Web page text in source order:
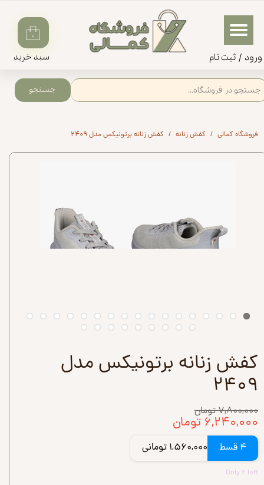
جستجو
۰
ورود / ثبت‌‌ نام
حساب کاربری من
تغییر گذر واژه
سفارشات
خروج از حساب کاربری
سبد خرید
فروشگاه کمالی کفش زنانه کفش زنانه برتونیکس مدل ۲۴۰۹
کفش زنانه برتونیکس مدل
۲۴۰۹
۷,۸۰۰,۰۰۰ تومان
۶,۲۴۰,۰۰۰ تومان
4 قسط 1,560,000 تومانی
Only ۲ left